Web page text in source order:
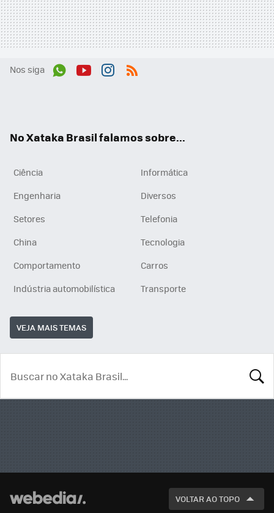
Nos siga
No Xataka Brasil falamos sobre...
Ciência
Informática
Engenharia
Diversos
Setores
Telefonia
China
Tecnologia
Comportamento
Carros
Indústria automobilística
Transporte
VEJA MAIS TEMAS
VOLTAR AO TOPO